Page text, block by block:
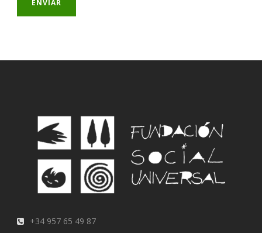
+34 957 65 49 87